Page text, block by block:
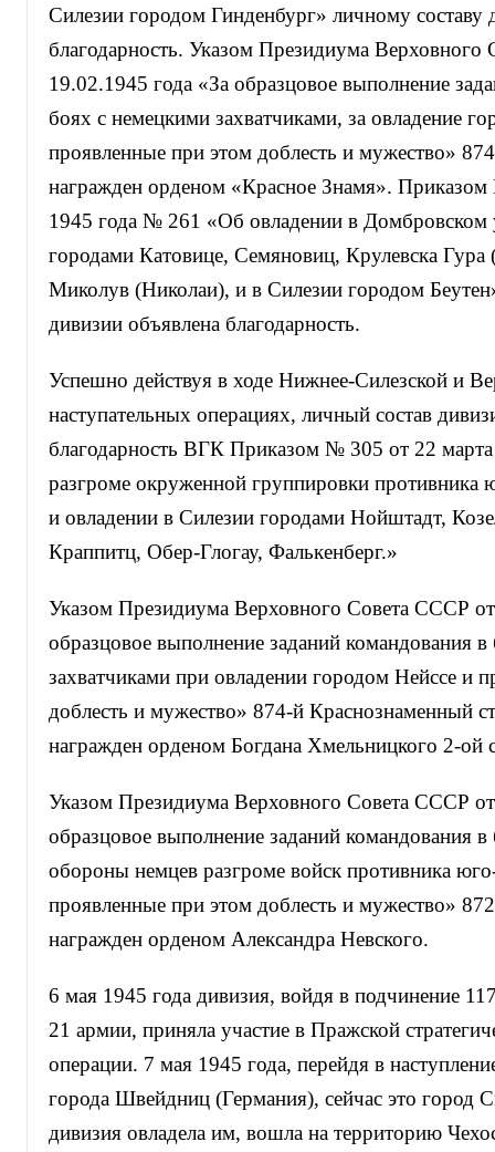
Силезии городом Гинденбург» личному составу
благодарность. Указом Президиума
19.02.1945 года «За образцовое выполнение
боях с немецкими захватчиками, за овладение
проявленные при этом доблесть и мужество»
награжден орденом «Красное Знамя».
1945 года № 261 «Об овладении в Домбровском
городами Катовице, Семяновиц, Крулевска Гура
Миколув (Николаи), и в Силезии городом
дивизии объявлена благодарность.
Успешно действуя в ходе Нижнее-Силезской и
наступательных операциях, личный состав
благодарность ВГК Приказом № 305 от 22
разгроме окруженной группировки противника
и овладении в Силезии городами Нойштадт,
Краппитц, Обер-Глогау, Фалькенберг.»
Указом Президиума Верховного Совета СССР
образцовое выполнение заданий командования
захватчиками при овладении городом Нейссе и
доблесть и мужество» 874-й Краснознаменный
награжден орденом Богдана Хмельницкого 2-ой
Указом Президиума Верховного Совета СССР
образцовое выполнение заданий командования
обороны немцев разгроме войск противника
проявленные при этом доблесть и мужество»
награжден орденом Александра Невского.
6 мая 1945 года дивизия, войдя в подчинение
21 армии, приняла участие в Пражской
операции. 7 мая 1945 года, перейдя в
города Швейдниц (Германия), сейчас это город
дивизия овладела им, вошла на территорию